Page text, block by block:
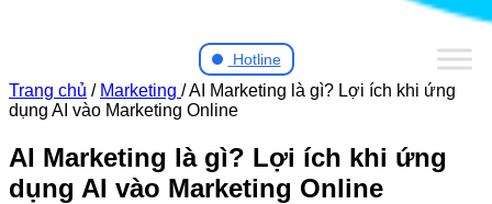
Hotline
Trang chủ / Marketing /AI Marketing là gì? Lợi ích khi ứng
dụng AI vào Marketing Online
AI Marketing là gì? Lợi ích khi ứng
dụng AI vào Marketing Online